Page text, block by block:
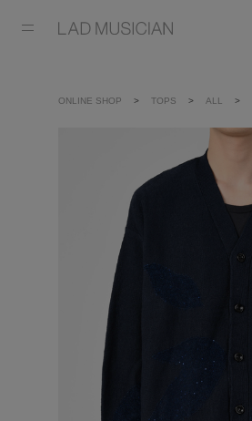
ONLINE SHOP TOPS ALL